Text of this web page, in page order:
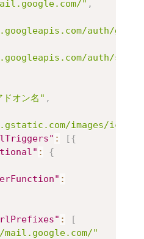
" ,
auth/
auth/
ドオン名" ,
images/
: [{
:
{
:
:
[
"